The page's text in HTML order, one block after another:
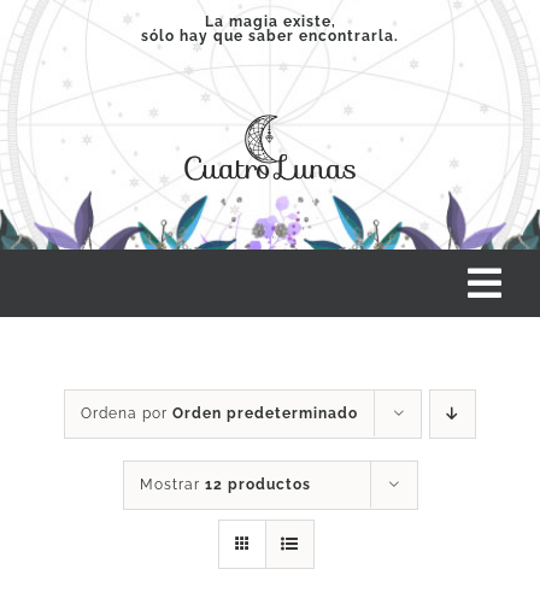
Saltar
contenido
La magia existe,
sólo hay que saber encontrarla.
SERVICIOS
Ordena por Orden predeterminado
Mostrar 12 productos